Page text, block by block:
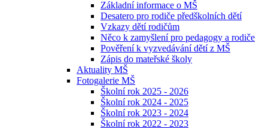
Základní informace o MŠ
Desatero pro rodiče předškolních dětí
Vzkazy dětí rodičům
Něco k zamyšlení pro pedagogy a rodiče
Pověření k vyzvedávání dětí z MŠ
Zápis do mateřské školy
Aktuality MŠ
Fotogalerie MŠ
Školní rok 2025 - 2026
Školní rok 2024 - 2025
Školní rok 2023 - 2024
Školní rok 2022 - 2023